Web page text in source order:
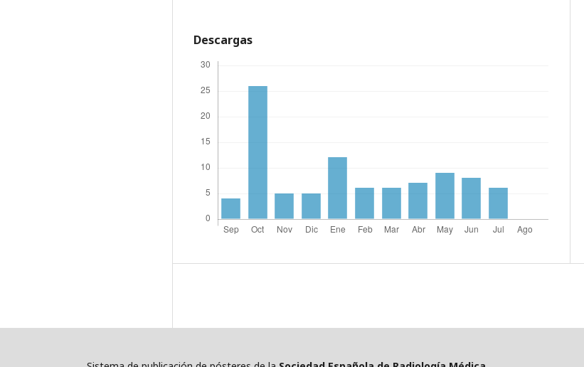
Descargas